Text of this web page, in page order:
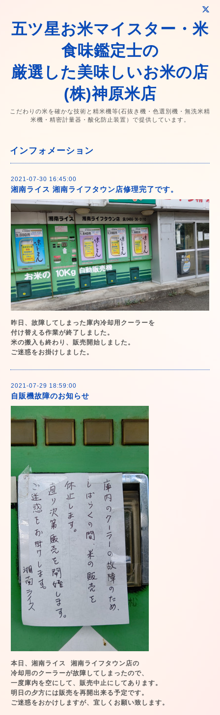
五ツ星お米マイスター・米
食味鑑定士の
厳選した美味しいお米の店
(株)神原米店
こだわりの米を確かな技術と精米機等(石抜き機・色選別機・無洗米精
米機・精密計量器・酸化防止装置）で提供しています。
インフォメーション
2021-07-30 16:45:00
湘南ライス 湘南ライフタウン店修理完了です。
昨日、故障してしまった庫内冷却用クーラーを
付け替える作業が終了しました。
米の搬入も終わり、販売開始しました。
ご迷惑をお掛けしました。
2021-07-29 18:59:00
自販機故障のお知らせ
本日、湘南ライス 湘南ライフタウン店の
冷却用のクーラーが故障してしまったので、
一度庫内を空にして、販売中止にしてあります。
明日の夕方には販売を再開出来る予定です。
ご迷惑をおかけしますが、宜しくお願い致します。